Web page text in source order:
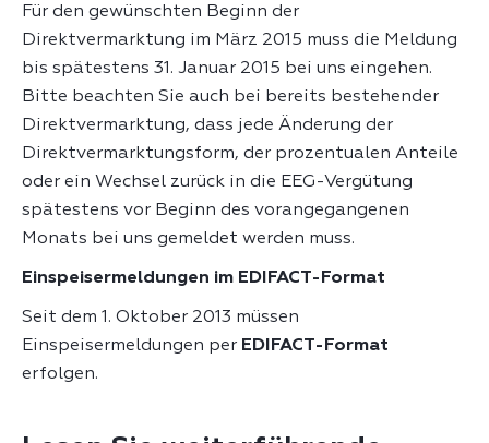
Für den gewünschten Beginn der
Direktvermarktung im März 2015 muss die Meldung
bis spätestens 31. Januar 2015 bei uns eingehen.
Bitte beachten Sie auch bei bereits bestehender
Direktvermarktung, dass jede Änderung der
Direktvermarktungsform, der prozentualen Anteile
oder ein Wechsel zurück in die EEG-Vergütung
spätestens vor Beginn des vorangegangenen
Monats bei uns gemeldet werden muss.
Einspeisermeldungen im EDIFACT-Format
Seit dem 1. Oktober 2013 müssen
Einspeisermeldungen per EDIFACT-Format
erfolgen.